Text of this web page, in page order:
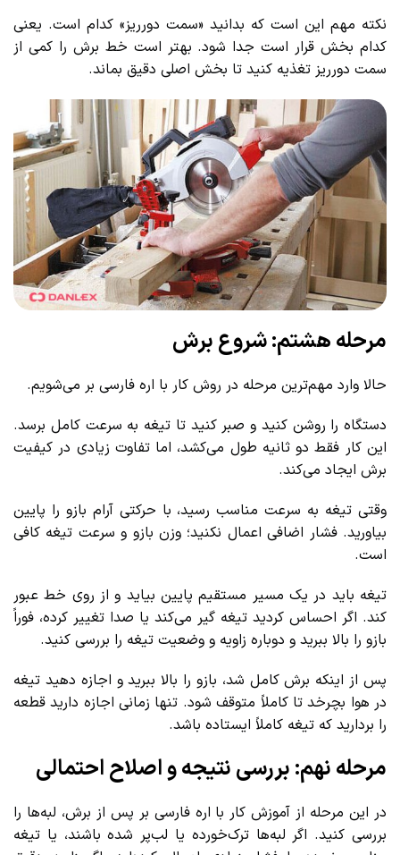
نکته مهم این است که بدانید «سمت دورریز» کدام است. یعنی
کدام بخش قرار است جدا شود. بهتر است خط برش را کمی از
سمت دورریز تغذیه کنید تا بخش اصلی دقیق بماند.
مرحله هشتم: شروع برش
حالا وارد مهم‌ترین مرحله در روش کار با اره فارسی بر می‌شویم.
دستگاه را روشن کنید و صبر کنید تا تیغه به سرعت کامل برسد.
این کار فقط دو ثانیه طول می‌کشد، اما تفاوت زیادی در کیفیت
برش ایجاد می‌کند.
وقتی تیغه به سرعت مناسب رسید، با حرکتی آرام بازو را پایین
بیاورید. فشار اضافی اعمال نکنید؛ وزن بازو و سرعت تیغه کافی
است.
تیغه باید در یک مسیر مستقیم پایین بیاید و از روی خط عبور
کند. اگر احساس کردید تیغه گیر می‌کند یا صدا تغییر کرده، فوراً
بازو را بالا ببرید و دوباره زاویه و وضعیت تیغه را بررسی کنید.
پس از اینکه برش کامل شد، بازو را بالا ببرید و اجازه دهید تیغه
در هوا بچرخد تا کاملاً متوقف شود. تنها زمانی اجازه دارید قطعه
را بردارید که تیغه کاملاً ایستاده باشد.
مرحله نهم: بررسی نتیجه و اصلاح احتمالی
در این مرحله از آموزش کار با اره فارسی بر پس از برش، لبه‌ها را
بررسی کنید. اگر لبه‌ها ترک‌خورده یا لب‌پر شده باشند، یا تیغه